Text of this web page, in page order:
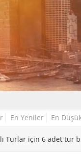
En Yeniler En
Turlar için 6 adet tur